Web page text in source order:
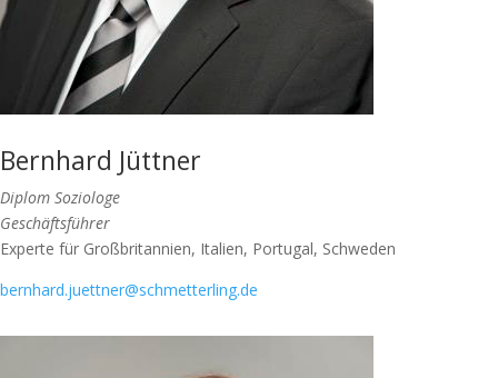
Bernhard Jüttner
Diplom Soziologe
Geschäftsführer
Experte für Großbritannien, Italien, Portugal, Schweden
bernhard.juettner@schmetterling.de